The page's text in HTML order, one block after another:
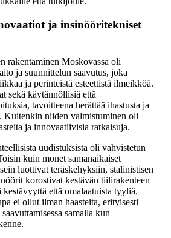
ja insinööritekniset
rakentaminen Moskovassa oli
ja suunnittelun saavutus, joka
ja perinteistä esteettistä ilmeikköä.
sekä käytännöllisiä että
tavoitteena herättää ihastusta ja
Kuitenkin niiden valmistuminen oli
ja innovaatiivisia ratkaisuja.
uudistuksista oli vahvistetun
kuin monet samanaikaiset
luottivat teräskehyksiin, stalinistisen
korostivat kestävän tiilirakenteen
että omalaatuista tyyliä.
ei ollut ilman haasteita, erityisesti
samalla kun